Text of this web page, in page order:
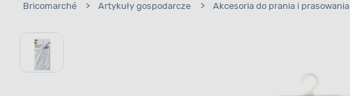
Bricomarché > Artykuły gospodarcze > Akcesoria do prania i prasowania